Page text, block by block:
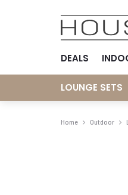
DEALS
LOUNGE SETS
Home Outdoor